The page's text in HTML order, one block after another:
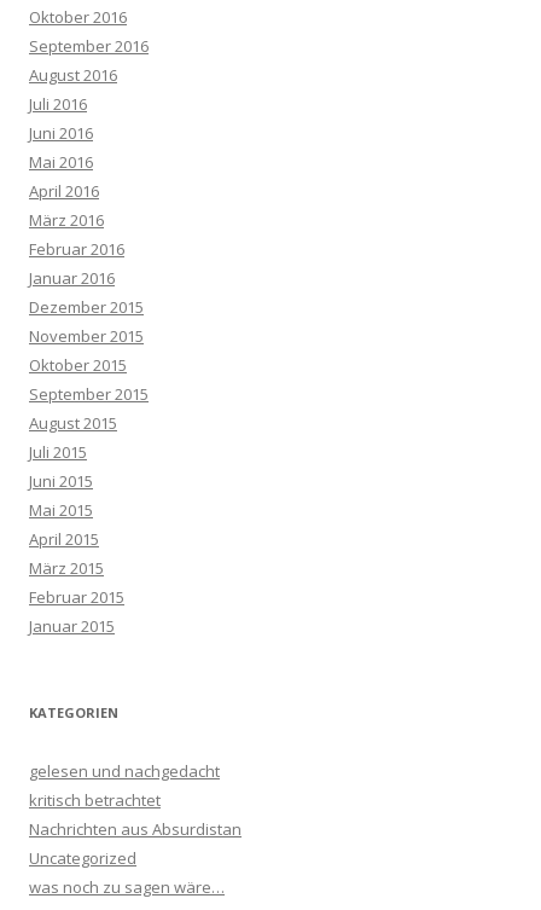
Oktober 2016
September 2016
August 2016
Juli 2016
Juni 2016
Mai 2016
April 2016
März 2016
Februar 2016
Januar 2016
Dezember 2015
November 2015
Oktober 2015
September 2015
August 2015
Juli 2015
Juni 2015
Mai 2015
April 2015
März 2015
Februar 2015
Januar 2015
KATEGORIEN
gelesen und nachgedacht
kritisch betrachtet
Nachrichten aus Absurdistan
Uncategorized
was noch zu sagen wäre…